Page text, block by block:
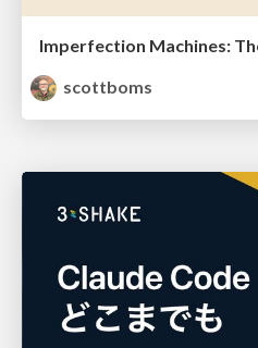
scottboms